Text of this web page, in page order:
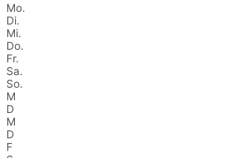
Mo.
Di.
Mi.
Do.
Fr.
Sa.
So.
M
D
M
D
F